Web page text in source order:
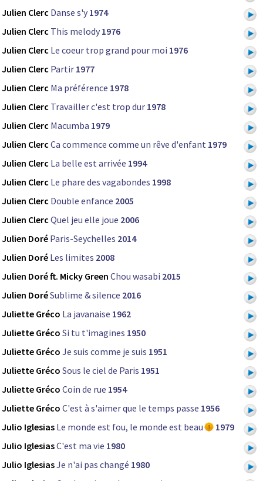
Julien Clerc Danse s'y 1974
Julien Clerc This melody 1976
Julien Clerc Le coeur trop grand pour moi 1976
Julien Clerc Partir 1977
Julien Clerc Ma préférence 1978
Julien Clerc Travailler c'est trop dur 1978
Julien Clerc Macumba 1979
Julien Clerc Ca commence comme un rêve d'enfant 1979
Julien Clerc La belle est arrivée 1994
Julien Clerc Le phare des vagabondes 1998
Julien Clerc Double enfance 2005
Julien Clerc Quel jeu elle joue 2006
Julien Doré Paris-Seychelles 2014
Julien Doré Les limites 2008
Julien Doré ft. Micky Green Chou wasabi 2015
Julien DoréSublime & silence 2016
Juliette Gréco La javanaise 1962
Juliette Gréco Si tu t'imagines 1950
Juliette Gréco Je suis comme je suis 1951
Juliette Gréco Sous le ciel de Paris 1951
Juliette Gréco Coin de rue 1954
Juliette Gréco C'est à s'aimer que le temps passe 1956
Julio Iglesias Le monde est fou, le monde est beau
1979
Julio IglesiasC'est ma vie 1980
Julio IglesiasJe n'ai pas changé 1980